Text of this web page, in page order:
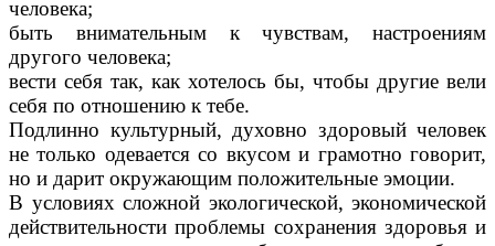
человека;
быть внимательным к чувствам, настроениям
другого человека;
вести себя так, как хотелось бы, чтобы другие вели
себя по отношению к тебе.
Подлинно культурный, духовно здоровый человек
не только одевается со вкусом и грамотно говорит,
но и дарит окружающим положительные эмоции.
В условиях сложной экологической, экономической
действительности проблемы сохранения здоровья и